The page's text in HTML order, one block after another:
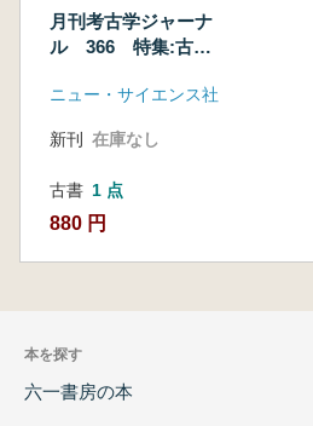
月刊考古学ジャーナ
ル 366 特集:古墳
装具
ニュー・サイエンス社
新刊 在庫なし
古書 1 点
880 円
本を探す
六一書房の本